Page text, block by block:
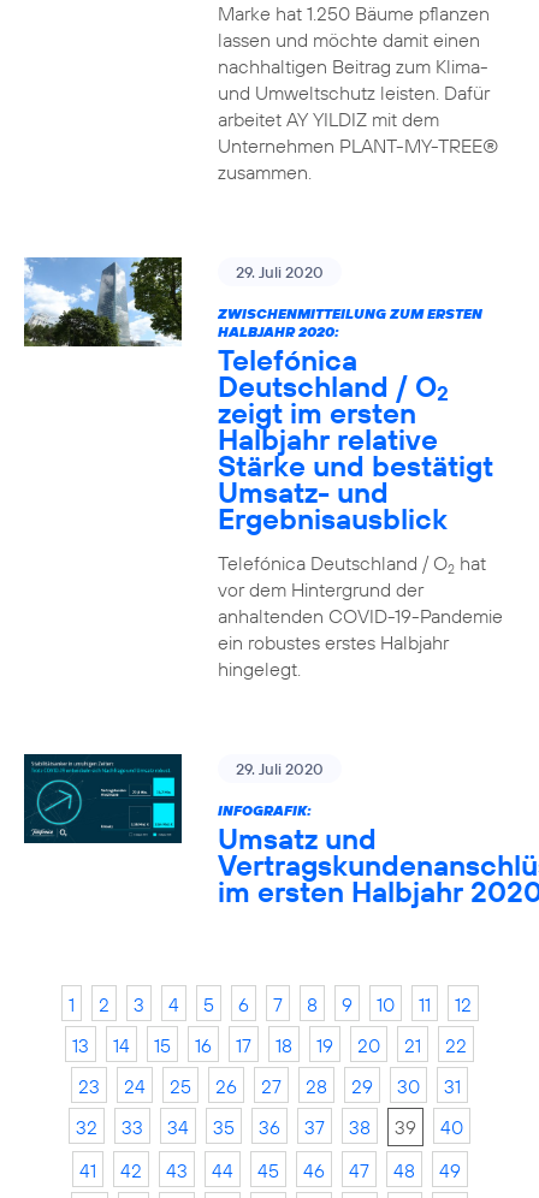
Marke hat 1.250 Bäume pflanzen
lassen und möchte damit einen
nachhaltigen Beitrag zum Klima-
und Umweltschutz leisten. Dafür
arbeitet AY YILDIZ mit dem
Unternehmen PLANT-MY-TREE®
zusammen.
29. Juli 2020
ZWISCHENMITTEILUNG ZUM ERSTEN
HALBJAHR 2020:
Telefónica
Deutschland / O2
zeigt im ersten
Halbjahr relative
Stärke und bestätigt
Umsatz- und
Ergebnisausblick
Telefónica Deutschland / O2hat
vor dem Hintergrund der
anhaltenden COVID-19-Pandemie
ein robustes erstes Halbjahr
hingelegt.
29. Juli 2020
INFOGRAFIK:
Umsatz und
im ersten Halbjahr
1 2 3 4 5 6 7 8 9 10 11
12
13
14 15 16 17 18 19 20 21
22
23
24 25 26 27 28 29 30
31
32
33 34 35 36 37 38 39
40
41
42 43 44 45 46 47 48
49